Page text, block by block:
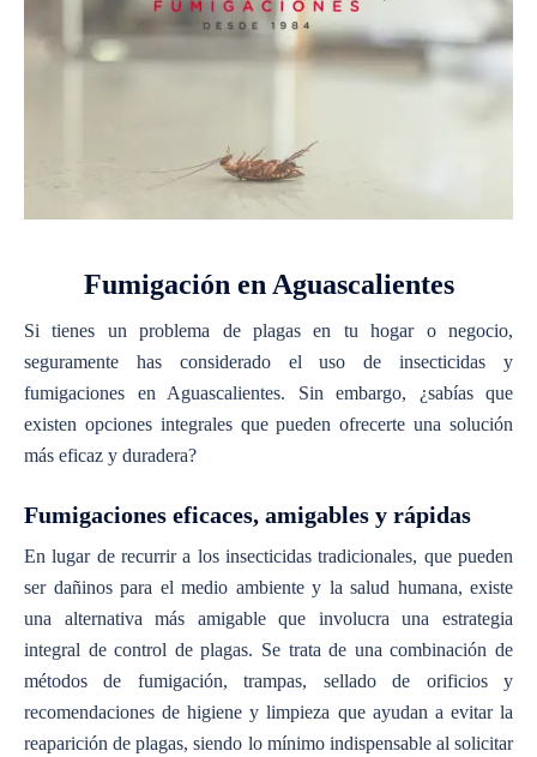
Fumigación en Aguascalientes
Si tienes un problema de plagas en tu hogar o negocio,
seguramente has considerado el uso deinsecticidas y
fumigaciones en Aguascalientes. Sin embargo, ¿sabías que
existen opciones integrales que pueden ofrecerte una solución
más eficaz y duradera?
Fumigaciones eficaces, amigables y rápidas
En lugar de recurrir a los insecticidas tradicionales, que pueden
ser dañinos para el medio ambiente y la salud humana, existe
una alternativa más amigable que involucra una estrategia
integral de control de plagas. Se trata de una combinación de
métodos de fumigación, trampas, sellado de orificios y
recomendaciones de higiene y limpieza que ayudan a evitar la
reaparición de plagas, siendo lo mínimo indispensable al solicitar